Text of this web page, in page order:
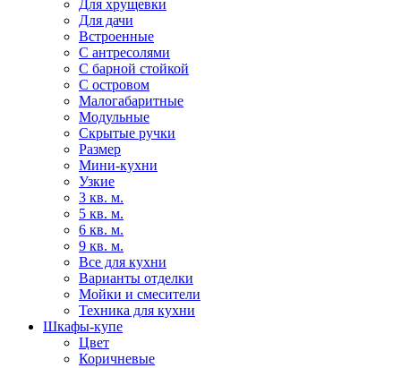
Для хрущевки
Для дачи
Встроенные
С антресолями
С барной стойкой
С островом
Малогабаритные
Модульные
Скрытые ручки
Размер
Мини-кухни
Узкие
3 кв. м.
5 кв. м.
6 кв. м.
9 кв. м.
Все для кухни
Варианты отделки
Мойки и смесители
Техника для кухни
Шкафы-купе
Цвет
Коричневые